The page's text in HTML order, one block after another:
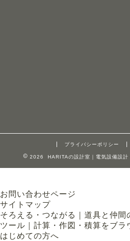
プライバシーポリシー
2026 HARITAの設計室｜電気設備設計
お問い合わせページ
サイトマップ
そろえる・つながる｜道具と仲間
ツール｜計算・作図・積算をブラ
はじめての方へ